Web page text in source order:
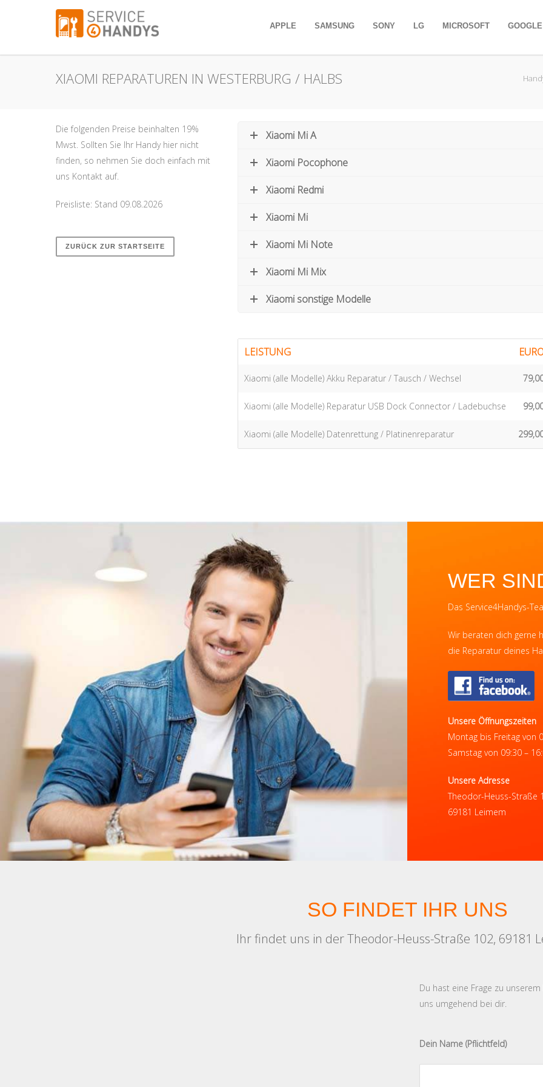
APPLE SAMSUNG SONY LG MICROSOFT GOOGLE
XIAOMI REPARATUREN IN WESTERBURG / HALBS
Die folgenden Preise beinhalten 19%
Mwst. Sollten Sie Ihr Handy hier nicht
finden, so nehmen Sie doch einfach mit
uns Kontakt auf.
Preisliste: Stand 09.08.2026
ZURÜCK ZUR STARTSEITE
Xiaomi Mi A
Xiaomi Pocophone
Xiaomi Redmi
Xiaomi Mi
Xiaomi Mi Note
Xiaomi Mi Mix
Xiaomi sonstige Modelle
LEISTUNG
Xiaomi (alle Modelle) Akku Reparatur / Tausch / Wechsel
Xiaomi (alle Modelle) Reparatur USB Dock Connector / Ladebuchse
Xiaomi (alle Modelle) Datenrettung / Platinenreparatur
WER
Das Service4Handys-
Wir beraten dich gerne
die Reparatur deines
Unsere Öffnungszeiten
Montag bis Freitag von
Samstag von 09:30 –
Unsere Adresse
Theodor-Heuss-Straße
69181 Leimem
SO FINDET IHR UNS
Ihr findet uns in der Theodor-Heuss-Straße 102, 69181
Du hast eine Frage zu
uns umgehend bei dir.
Dein Name (Pflichtfeld)